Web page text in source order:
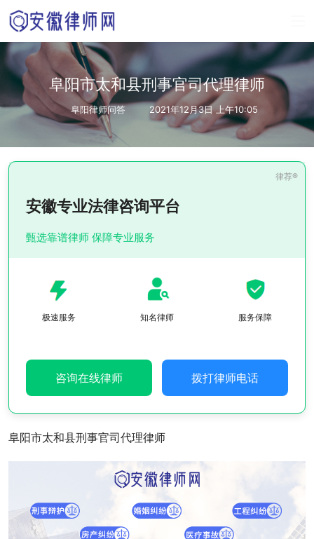
阜阳市太和县刑事官司代理律师
阜阳律师问答 2021年12月3日 上午10:05
安徽专业法律咨询平台
甄选靠谱律师 保障专业服务
极速服务 知名律师 服务保障
咨询在线律师 拨打律师电话
阜阳市太和县刑事官司代理律师